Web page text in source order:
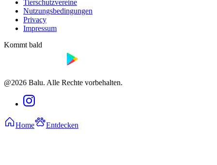
Tierschutzvereine
Nutzungsbedingungen
Privacy
Impressum
Kommt bald
@2026 Balu. Alle Rechte vorbehalten.
Home Entdecken